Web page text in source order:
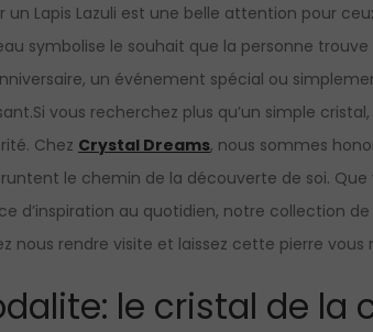
un Lapis Lazuli est une belle attention pour
symbolise le souhait que la personne
un événement spécial ou
vous recherchez plus qu’un simple
Chez Crystal Dreams, nous sommes
le chemin de la découverte de soi.
d’inspiration au quotidien, notre collection
nous rendre visite et laissez cette pierre
le cristal de la